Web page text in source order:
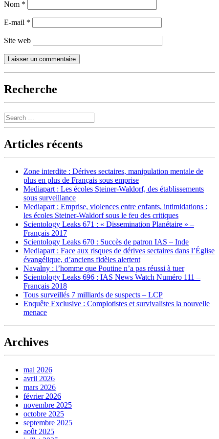
Nom *
E-mail *
Site web
Recherche
Search
Articles récents
Zone interdite : Dérives sectaires, manipulation mentale de
plus en plus de Français sous emprise
Mediapart : Les écoles Steiner-Waldorf, des établissements
sous surveillance
Mediapart : Emprise, violences entre enfants, intimidations :
les écoles Steiner-Waldorf sous le feu des critiques
Scientology Leaks 671 : « Dissemination Planétaire » –
Français 2017
Scientology Leaks 670 : Succès de patron IAS – Inde
Mediapart : Face aux risques de dérives sectaires dans l’Église
évangélique, d’anciens fidèles alertent
Navalny : l’homme que Poutine n’a pas réussi à tuer
Scientology Leaks 696 : IAS News Watch Numéro 111 –
Français 2018
Tous surveillés 7 milliards de suspects – LCP
Enquête Exclusive : Complotistes et survivalistes la nouvelle
menace
Archives
mai 2026
avril 2026
mars 2026
février 2026
novembre 2025
octobre 2025
septembre 2025
août 2025